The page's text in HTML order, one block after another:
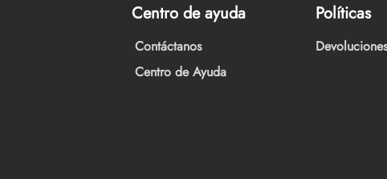
Centro de ayuda
Contáctanos
Centro de Ayuda
Políticas